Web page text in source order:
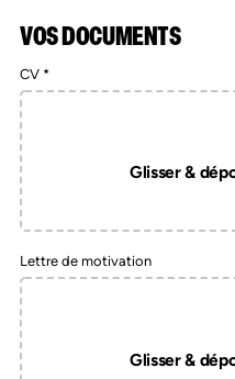
VOS DOCUMENTS
CV *
Glisser &
Lettre de motivation
Glisser &